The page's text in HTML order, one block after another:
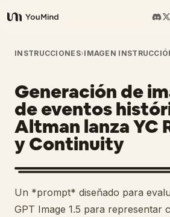
YouMind
Resumen
Casos de uso
Habilidades
Prompts
Precios
INSTRUCCIONES›IMAGEN
Generación de
de eventos
Altman lanza YC
y Continuity
Un *prompt* diseñado para
GPT Image 1.5 para representar